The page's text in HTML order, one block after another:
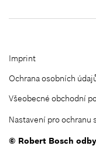
Imprint
Ochrana osobních
Všeobecné obchodní
Nastavení pro ochranu
© Robert Bosch